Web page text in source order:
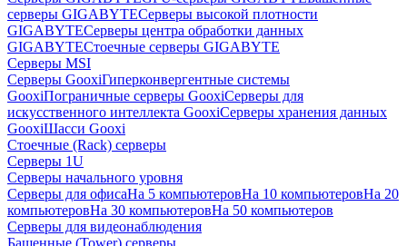
серверы GIGABYTEСерверы высокой плотности
GIGABYTEСерверы центра обработки данных
GIGABYTEСтоечные серверы GIGABYTE
Серверы MSI
Серверы GooxiГиперконвергентные системы
GooxiПограничные серверы GooxiСерверы для
искусственного интеллекта GooxiСерверы хранения данных
GooxiШасси Gooxi
Стоечные (Rack) серверы
Серверы 1U
Серверы начального уровня
Серверы для офисаНа 5 компьютеровНа 10 компьютеровНа 20
компьютеровНа 30 компьютеровНа 50 компьютеров
Серверы для видеонаблюдения
Башенные (Tower) серверы